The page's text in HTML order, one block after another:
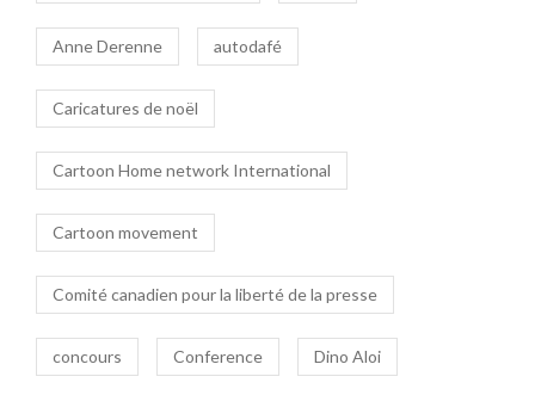
Anne Derenne autodafé
Caricatures de noël
Cartoon Home network International
Cartoon movement
Comité canadien pour la liberté de la presse
concours Conference Dino Aloi